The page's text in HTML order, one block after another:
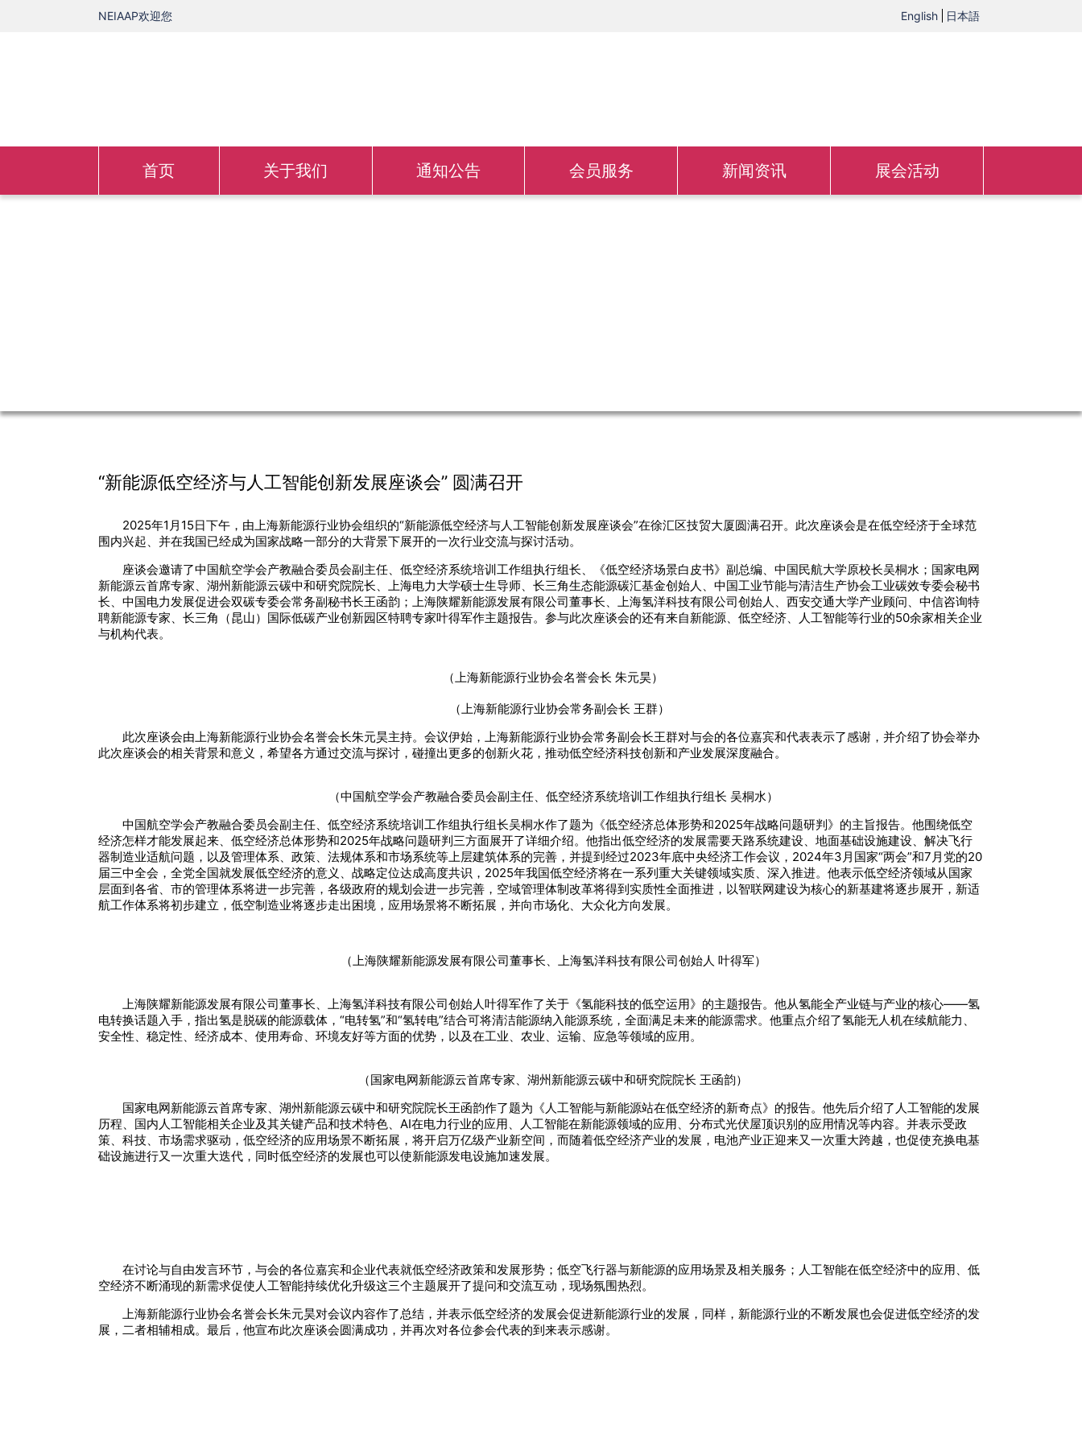
NEIAAP欢迎您 English 日本語
首页 关于我们 通知公告 会员服务 新闻资讯 展会活动
“新能源低空经济与人工智能创新发展座谈会” 圆满召开
2025年1月15日下午，由上海新能源行业协会组织的“新能源低空经济与人工智能创新发展座谈会”在徐汇区技贸大厦圆满召开。此次座谈会是在低空经济于全球范
围内兴起、并在我国已经成为国家战略一部分的大背景下展开的一次行业交流与探讨活动。
座谈会邀请了中国航空学会产教融合委员会副主任、低空经济系统培训工作组执行组长、《低空经济场景白皮书》副总编、中国民航大学原校长吴桐水；国家电网
新能源云首席专家、湖州新能源云碳中和研究院院长、上海电力大学硕士生导师、长三角生态能源碳汇基金创始人、中国工业节能与清洁生产协会工业碳效专委会秘书
长、中国电力发展促进会双碳专委会常务副秘书长王函韵；上海陕耀新能源发展有限公司董事长、上海氢洋科技有限公司创始人、西安交通大学产业顾问、中信咨询特
聘新能源专家、长三角（昆山）国际低碳产业创新园区特聘专家叶得军作主题报告。参与此次座谈会的还有来自新能源、低空经济、人工智能等行业的50余家相关企业
与机构代表。
（上海新能源行业协会名誉会长 朱元昊）
（上海新能源行业协会常务副会长 王群）
此次座谈会由上海新能源行业协会名誉会长朱元昊主持。会议伊始，上海新能源行业协会常务副会长王群对与会的各位嘉宾和代表表示了感谢，并介绍了协会举办
此次座谈会的相关背景和意义，希望各方通过交流与探讨，碰撞出更多的创新火花，推动低空经济科技创新和产业发展深度融合。
（中国航空学会产教融合委员会副主任、低空经济系统培训工作组执行组长 吴桐水）
中国航空学会产教融合委员会副主任、低空经济系统培训工作组执行组长吴桐水作了题为《低空经济总体形势和2025年战略问题研判》的主旨报告。他围绕低空
经济怎样才能发展起来、低空经济总体形势和2025年战略问题研判三方面展开了详细介绍。他指出低空经济的发展需要天路系统建设、地面基础设施建设、解决飞行
器制造业适航问题，以及管理体系、政策、法规体系和市场系统等上层建筑体系的完善，并提到经过2023年底中央经济工作会议，2024年3月国家“两会”和7月党的20
届三中全会，全党全国就发展低空经济的意义、战略定位达成高度共识，2025年我国低空经济将在一系列重大关键领域实质、深入推进。他表示低空经济领域从国家
层面到各省、市的管理体系将进一步完善，各级政府的规划会进一步完善，空域管理体制改革将得到实质性全面推进，以智联网建设为核心的新基建将逐步展开，新适
航工作体系将初步建立，低空制造业将逐步走出困境，应用场景将不断拓展，并向市场化、大众化方向发展。
（上海陕耀新能源发展有限公司董事长、上海氢洋科技有限公司创始人 叶得军）
上海陕耀新能源发展有限公司董事长、上海氢洋科技有限公司创始人叶得军作了关于《氢能科技的低空运用》的主题报告。他从氢能全产业链与产业的核心——氢
电转换话题入手，指出氢是脱碳的能源载体，“电转氢”和“氢转电”结合可将清洁能源纳入能源系统，全面满足未来的能源需求。他重点介绍了氢能无人机在续航能力、
安全性、稳定性、经济成本、使用寿命、环境友好等方面的优势，以及在工业、农业、运输、应急等领域的应用。
（国家电网新能源云首席专家、湖州新能源云碳中和研究院院长 王函韵）
国家电网新能源云首席专家、湖州新能源云碳中和研究院院长王函韵作了题为《人工智能与新能源站在低空经济的新奇点》的报告。他先后介绍了人工智能的发展
历程、国内人工智能相关企业及其关键产品和技术特色、AI在电力行业的应用、人工智能在新能源领域的应用、分布式光伏屋顶识别的应用情况等内容。并表示受政
策、科技、市场需求驱动，低空经济的应用场景不断拓展，将开启万亿级产业新空间，而随着低空经济产业的发展，电池产业正迎来又一次重大跨越，也促使充换电基
础设施进行又一次重大迭代，同时低空经济的发展也可以使新能源发电设施加速发展。
在讨论与自由发言环节，与会的各位嘉宾和企业代表就低空经济政策和发展形势；低空飞行器与新能源的应用场景及相关服务；人工智能在低空经济中的应用、低
空经济不断涌现的新需求促使人工智能持续优化升级这三个主题展开了提问和交流互动，现场氛围热烈。
上海新能源行业协会名誉会长朱元昊对会议内容作了总结，并表示低空经济的发展会促进新能源行业的发展，同样，新能源行业的不断发展也会促进低空经济的发
展，二者相辅相成。最后，他宣布此次座谈会圆满成功，并再次对各位参会代表的到来表示感谢。